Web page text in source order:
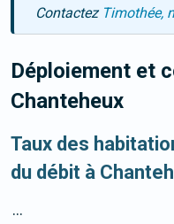
Contactez Timothée,
Déploiement et
Chanteheux
Taux des
du débit à
...